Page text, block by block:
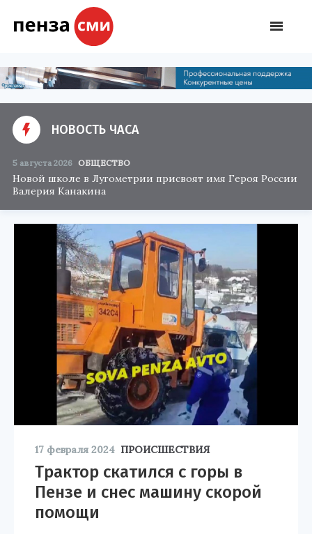
НОВОСТЬ ЧАСА
5 августа 2026 ОБЩЕСТВО
Новой школе в Лугометрии присвоят имя Героя России
Валерия Канакина
17 февраля 2024 ПРОИСШЕСТВИЯ
Трактор скатился с горы в
Пензе и снес машину скорой
помощи